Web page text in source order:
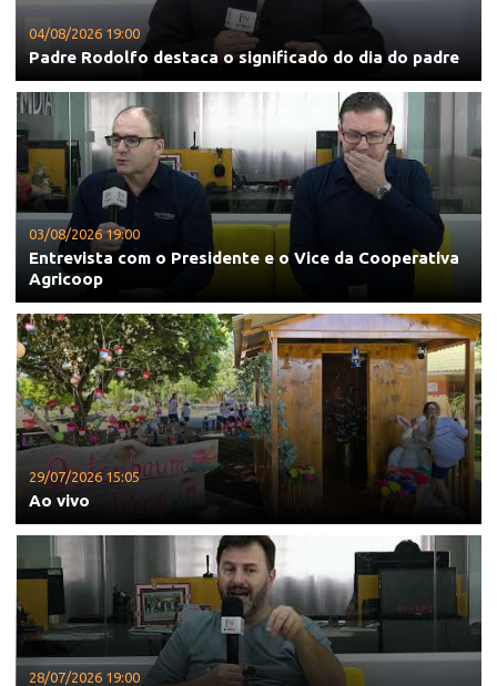
04/08/2026 19:00
Padre Rodolfo destaca o significado do dia do padre
03/08/2026 19:00
Entrevista com o Presidente e o Vice da Cooperativa
Agricoop
29/07/2026 15:05
Ao vivo
28/07/2026 19:00